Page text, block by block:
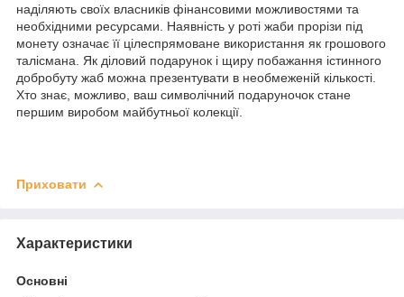
наділяють своїх власників фінансовими можливостями та
необхідними ресурсами. Наявність у роті жаби прорізи під
монету означає її цілеспрямоване використання як грошового
талісмана. Як діловий подарунок і щиру побажання істинного
добробуту жаб можна презентувати в необмеженій кількості.
Хто знає, можливо, ваш символічний подаруночок стане
першим виробом майбутньої колекції.
Приховати
Характеристики
Основні